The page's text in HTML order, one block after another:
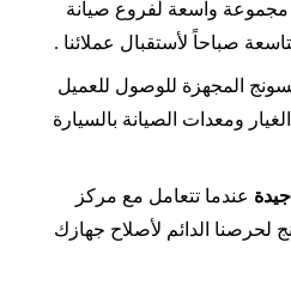
مجموعة واسعة لفروع صيانة
صباحاً لأستقبال عملائنا .
المجهزة للوصول للعميل
ومعدات الصيانة بالسيارة
عندما تتعامل مع مركز
الدائم لأصلاح جهازك